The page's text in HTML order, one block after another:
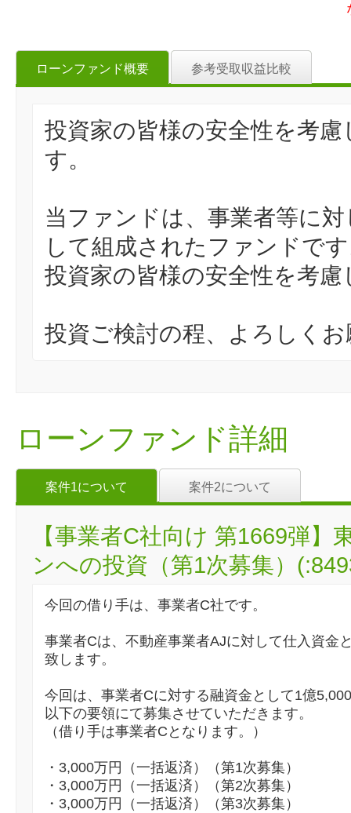
ローンファンド概要 参考受取収益比較
投資家の皆様の安全性を考
す。
当ファンドは、事業者等に
して組成されたファンドで
投資家の皆様の安全性を考
投資ご検討の程、よろしく
ローンファンド詳細
案件1について 案件2について
【事業者C社向け 第1669弾
ンへの投資（第1次募集）
今回の借り手は、事業者C社です。
事業者Cは、不動産事業者AJに対して仕入資金
致します。
今回は、事業者Cに対する融資金として1億
以下の要領にて募集させていただきます。
（借り手は事業者Cとなります。）
・3,000万円（一括返済）（第1次募集）
・3,000万円（一括返済）（第2次募集）
・3,000万円（一括返済）（第3次募集）